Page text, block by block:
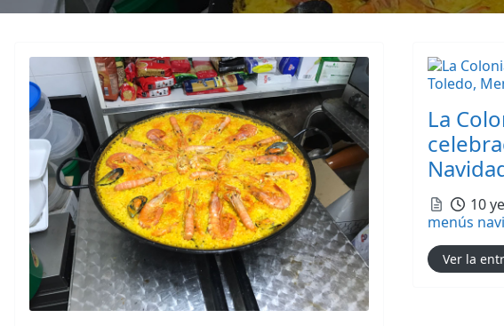
La
Posted
10
menús
Ver la